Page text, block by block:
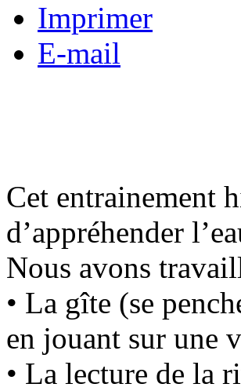
Imprimer
E-mail
Cet entrainement
d’appréhender
Nous avons
• La gîte (se
en jouant sur une
• La lecture de la